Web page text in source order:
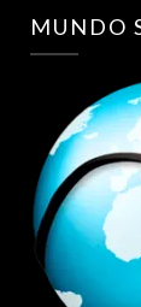
MUNDO